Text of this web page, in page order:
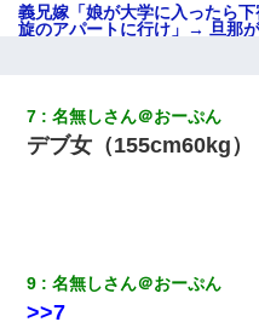
義兄嫁「娘が大学に入ったら
旋のアパートに行け」→ 旦那
【画像】女の子「お母さん！
選ばれたの！絶対見に来てね
し…)うちの子ではないので迎
た人物の正体が判明するも・・
7 名無しさん＠おーぷん
デブ女（155cm60kg）
9 名無しさん＠おーぷん
>>7